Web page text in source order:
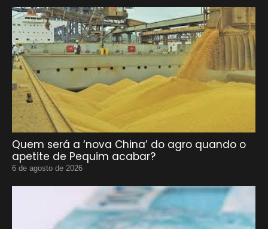
Quem será a ‘nova China’ do agro quando o
apetite de Pequim acabar?
6 de agosto de 2026